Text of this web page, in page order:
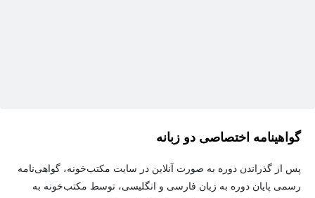
گواهینامه اختصاصی دو زبانه
پس از گذراندن دوره به صورت آنلاین در سایت مکتب‌خونه، گواهی‌نامه
رسمی پایان دوره به زبان فارسی و انگلیسی، توسط مکتب‌خونه به